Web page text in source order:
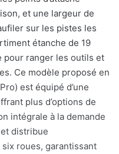
et une largeur de
sur les pistes les
étanche de 19
pour ranger les outils et
Ce modèle proposé en
est équipé d’une
plus d’options de
intégrale à la demande
distribue
roues, garantissant